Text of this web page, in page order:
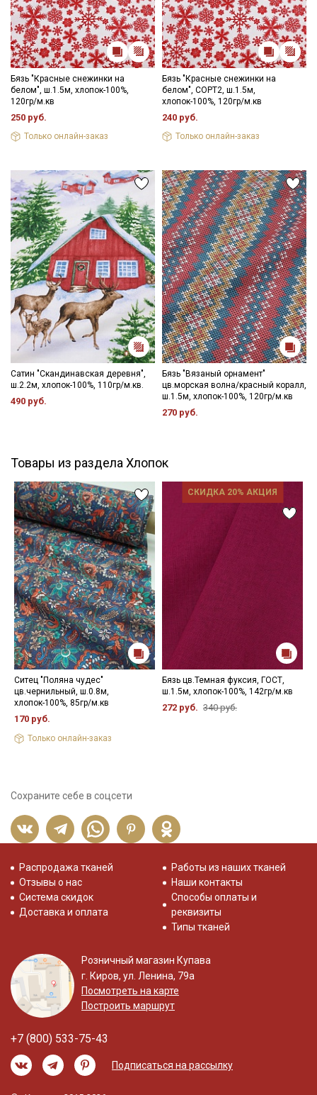
Бязь "Красные снежинки на
белом", ш.1.5м, хлопок-100%,
120гр/м.кв
250 руб.
Только онлайн-заказ
Бязь "Красные снежинки на
белом", СОРТ2, ш.1.5м,
хлопок-100%, 120гр/м.кв
240 руб.
Только онлайн-заказ
Сатин "Скандинавская деревня",
ш.2.2м, хлопок-100%, 110гр/м.кв.
490 руб.
Бязь "Вязаный орнамент"
цв.морская волна/красный коралл,
ш.1.5м, хлопок-100%, 120гр/м.кв
270 руб.
Товары из раздела Хлопок
Ситец "Поляна чудес"
цв.чернильный, ш.0.8м,
хлопок-100%, 85гр/м.кв
170 руб.
Только онлайн-заказ
СКИДКА 20% АКЦИЯ
Бязь цв.Темная фуксия, ГОСТ,
ш.1.5м, хлопок-100%, 142гр/м.кв
272 руб. 340 руб.
Сохраните себе в соцсети
Распродажа тканей
Отзывы о нас
Система скидок
Доставка и оплата
Работы из наших тканей
Наши контакты
Способы оплаты и
реквизиты
Типы тканей
Розничный магазин Купава
г. Киров, ул. Ленина, 79а
Посмотреть на карте
Построить маршрут
+7 (800) 533-75-43
Подписаться на рассылку